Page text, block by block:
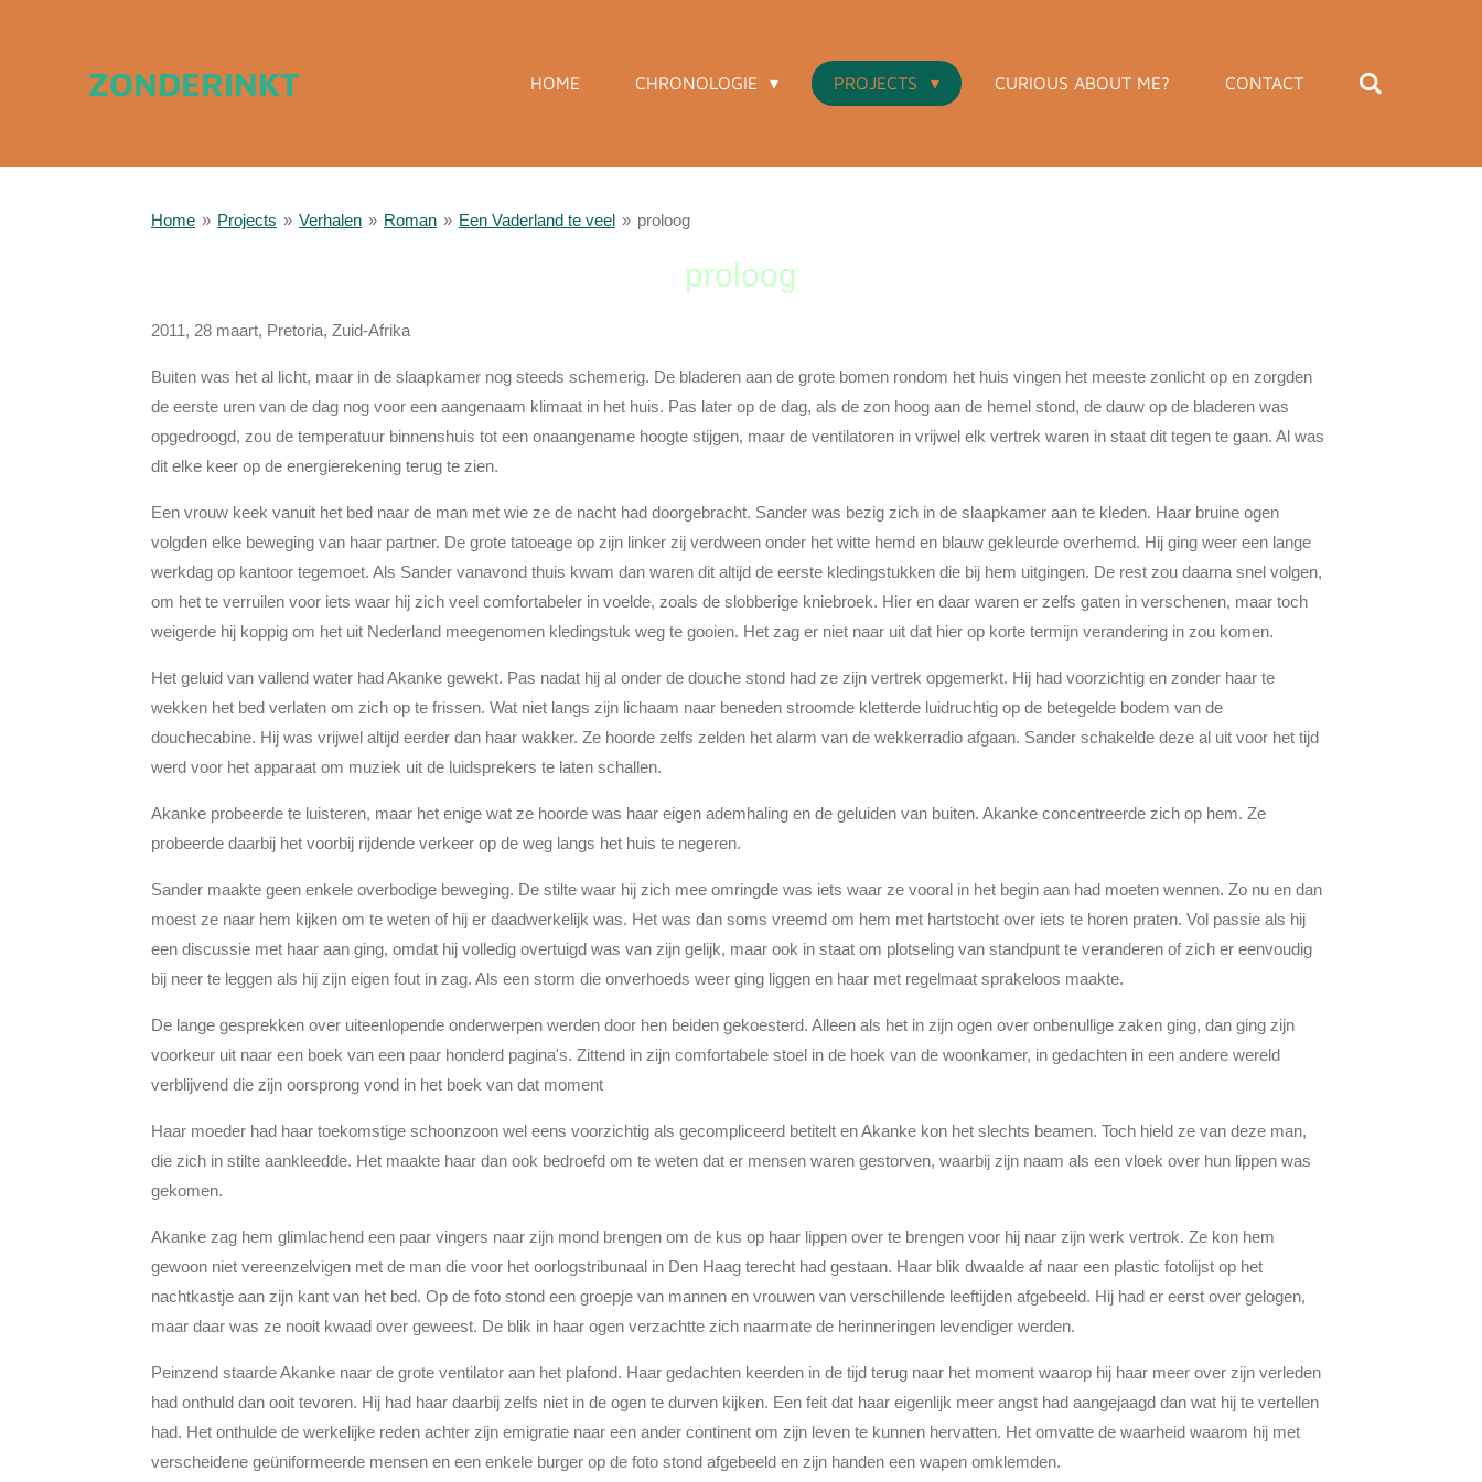
ZONDERINKT HOME CHRONOLOGIE PROJECTS CURIOUS ABOUT ME? CONTACT
Home » Projects » Verhalen » Roman » Een Vaderland te veel » proloog
proloog
2011, 28 maart, Pretoria, Zuid-Afrika
Buiten was het al licht, maar in de slaapkamer nog steeds schemerig. De bladeren aan de grote bomen rondom het huis vingen het meeste zonlicht op en zorgden
de eerste uren van de dag nog voor een aangenaam klimaat in het huis. Pas later op de dag, als de zon hoog aan de hemel stond, de dauw op de bladeren was
opgedroogd, zou de temperatuur binnenshuis tot een onaangename hoogte stijgen, maar de ventilatoren in vrijwel elk vertrek waren in staat dit tegen te gaan. Al was
dit elke keer op de energierekening terug te zien.
Een vrouw keek vanuit het bed naar de man met wie ze de nacht had doorgebracht. Sander was bezig zich in de slaapkamer aan te kleden. Haar bruine ogen
volgden elke beweging van haar partner. De grote tatoeage op zijn linker zij verdween onder het witte hemd en blauw gekleurde overhemd. Hij ging weer een lange
werkdag op kantoor tegemoet. Als Sander vanavond thuis kwam dan waren dit altijd de eerste kledingstukken die bij hem uitgingen. De rest zou daarna snel volgen,
om het te verruilen voor iets waar hij zich veel comfortabeler in voelde, zoals de slobberige kniebroek. Hier en daar waren er zelfs gaten in verschenen, maar toch
weigerde hij koppig om het uit Nederland meegenomen kledingstuk weg te gooien. Het zag er niet naar uit dat hier op korte termijn verandering in zou komen.
Het geluid van vallend water had Akanke gewekt. Pas nadat hij al onder de douche stond had ze zijn vertrek opgemerkt. Hij had voorzichtig en zonder haar te
wekken het bed verlaten om zich op te frissen. Wat niet langs zijn lichaam naar beneden stroomde kletterde luidruchtig op de betegelde bodem van de
douchecabine. Hij was vrijwel altijd eerder dan haar wakker. Ze hoorde zelfs zelden het alarm van de wekkerradio afgaan. Sander schakelde deze al uit voor het tijd
werd voor het apparaat om muziek uit de luidsprekers te laten schallen.
Akanke probeerde te luisteren, maar het enige wat ze hoorde was haar eigen ademhaling en de geluiden van buiten. Akanke concentreerde zich op hem. Ze
probeerde daarbij het voorbij rijdende verkeer op de weg langs het huis te negeren.
Sander maakte geen enkele overbodige beweging. De stilte waar hij zich mee omringde was iets waar ze vooral in het begin aan had moeten wennen. Zo nu en dan
moest ze naar hem kijken om te weten of hij er daadwerkelijk was. Het was dan soms vreemd om hem met hartstocht over iets te horen praten. Vol passie als hij
een discussie met haar aan ging, omdat hij volledig overtuigd was van zijn gelijk, maar ook in staat om plotseling van standpunt te veranderen of zich er eenvoudig
bij neer te leggen als hij zijn eigen fout in zag. Als een storm die onverhoeds weer ging liggen en haar met regelmaat sprakeloos maakte.
De lange gesprekken over uiteenlopende onderwerpen werden door hen beiden gekoesterd. Alleen als het in zijn ogen over onbenullige zaken ging, dan ging zijn
voorkeur uit naar een boek van een paar honderd pagina's. Zittend in zijn comfortabele stoel in de hoek van de woonkamer, in gedachten in een andere wereld
verblijvend die zijn oorsprong vond in het boek van dat moment
Haar moeder had haar toekomstige schoonzoon wel eens voorzichtig als gecompliceerd betitelt en Akanke kon het slechts beamen. Toch hield ze van deze man,
die zich in stilte aankleedde. Het maakte haar dan ook bedroefd om te weten dat er mensen waren gestorven, waarbij zijn naam als een vloek over hun lippen was
gekomen.
Akanke zag hem glimlachend een paar vingers naar zijn mond brengen om de kus op haar lippen over te brengen voor hij naar zijn werk vertrok. Ze kon hem
gewoon niet vereenzelvigen met de man die voor het oorlogstribunaal in Den Haag terecht had gestaan. Haar blik dwaalde af naar een plastic fotolijst op het
nachtkastje aan zijn kant van het bed. Op de foto stond een groepje van mannen en vrouwen van verschillende leeftijden afgebeeld. Hij had er eerst over gelogen,
maar daar was ze nooit kwaad over geweest. De blik in haar ogen verzachtte zich naarmate de herinneringen levendiger werden.
Peinzend staarde Akanke naar de grote ventilator aan het plafond. Haar gedachten keerden in de tijd terug naar het moment waarop hij haar meer over zijn verleden
had onthuld dan ooit tevoren. Hij had haar daarbij zelfs niet in de ogen te durven kijken. Een feit dat haar eigenlijk meer angst had aangejaagd dan wat hij te vertellen
had. Het onthulde de werkelijke reden achter zijn emigratie naar een ander continent om zijn leven te kunnen hervatten. Het omvatte de waarheid waarom hij met
verscheidene geüniformeerde mensen en een enkele burger op de foto stond afgebeeld en zijn handen een wapen omklemden.